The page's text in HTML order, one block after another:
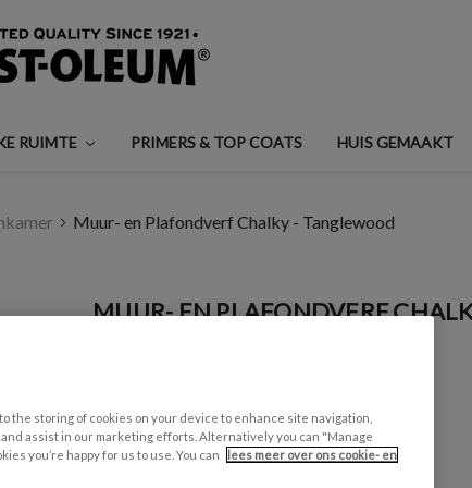
RUIMTE PRIMERS & TOP COATS HUIS GEMAAKT
Muur- en Plafondverf Chalky - Tanglewood
MUUR- EN PLAFONDVERF
GESCHIKT VOOR:
the storing of cookies on your device to enhance site navigation,
assist in our marketing efforts. Alternatively you can "Manage
you’re happy for us to use. You can
lees meer over ons cookie- en